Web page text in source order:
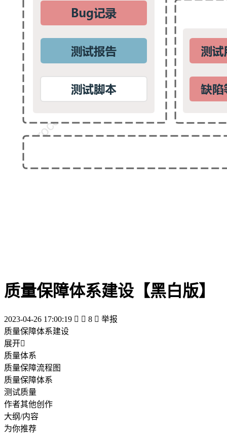
质量保障体系建设【黑白版】
2023-04-26 17:00:19   8  举报
质量保障体系建设
展开
质量体系
质量保障流程图
质量保障体系
测试质量
作者其他创作
大纲/内容
为你推荐